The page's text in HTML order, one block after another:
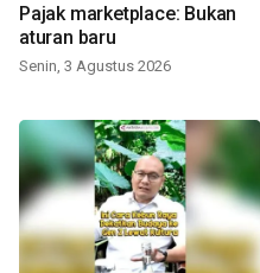
Pajak marketplace: Bukan
aturan baru
Senin, 3 Agustus 2026